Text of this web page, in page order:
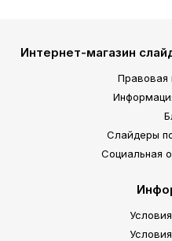
Интернет-магазин
Правовая
Слайдеры
Социальная